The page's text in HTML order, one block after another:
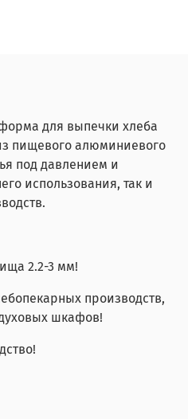
для выпечки хлеба
пищевого алюминиевого
под давлением и
использования, так и
2.2-3 мм!
производств,
шкафов!